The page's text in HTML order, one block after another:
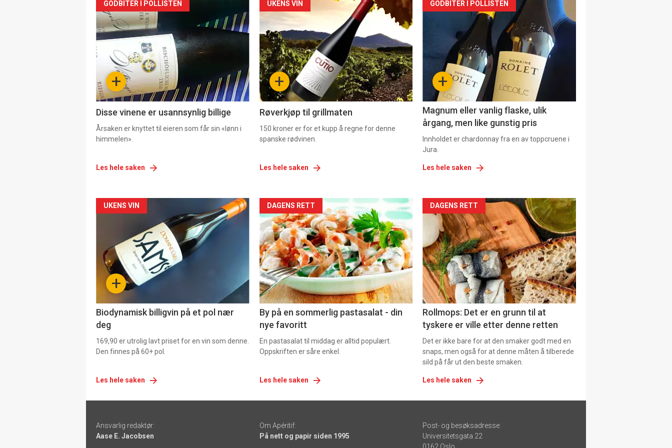
+
GODBITER I POLLISTEN
Disse vinene er usannsynlig billige
Årsaken er knyttet til eieren som får sin «lønn i
himmelen».
Les hele saken
Forsiden
akkurat
nå
-
2 +
UKENS VIN
Røverkjøp til grillmaten
150 kroner er for et kupp å regne for denne
spanske rødvinen.
Les hele saken
Forsiden
akkurat
nå
+
GODBITER I POLLISTEN
Magnum eller vanlig flaske, ulik
årgang, men like gunstig pris
Innholdet er chardonnay fra en av toppcruene i
Jura.
Les hele saken
Forsiden
akkurat
nå
-
+
UKENS VIN
Biodynamisk billigvin på et pol nær
deg
169,90 er utrolig lavt priset for en vin som denne.
Den finnes på 60+ pol.
Les hele saken
Forsiden
akkurat
nå
-
5
DAGENS RETT
By på en sommerlig pastasalat - din
nye favoritt
En pastasalat til middag er alltid populært.
Oppskriften er såre enkel.
Les hele saken
Forsiden
akkurat
nå
-
6
DAGENS RETT
Rollmops: Det er en grunn til at
tyskere er ville etter denne retten
Det er ikke bare for at den smaker godt med en
snaps, men også for at denne måten å tilberede
sild på får ut den beste smaken.
Les hele saken
-
Ansvarlig redaktør:
Aase E. Jacobsen
Om Apéritif:
På nett og papir siden 1995
Post- og besøksadresse:
Universitetsgata 22